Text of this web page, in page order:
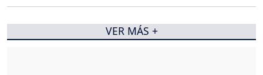
VER MÁS +